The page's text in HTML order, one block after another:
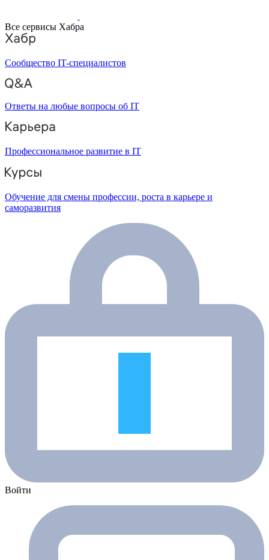
Все сервисы Хабра
Сообщество IT-специалистов
Ответы на любые вопросы об IT
Профессиональное развитие в IT
Обучение для смены профессии, роста в карьере и
саморазвития
Войти